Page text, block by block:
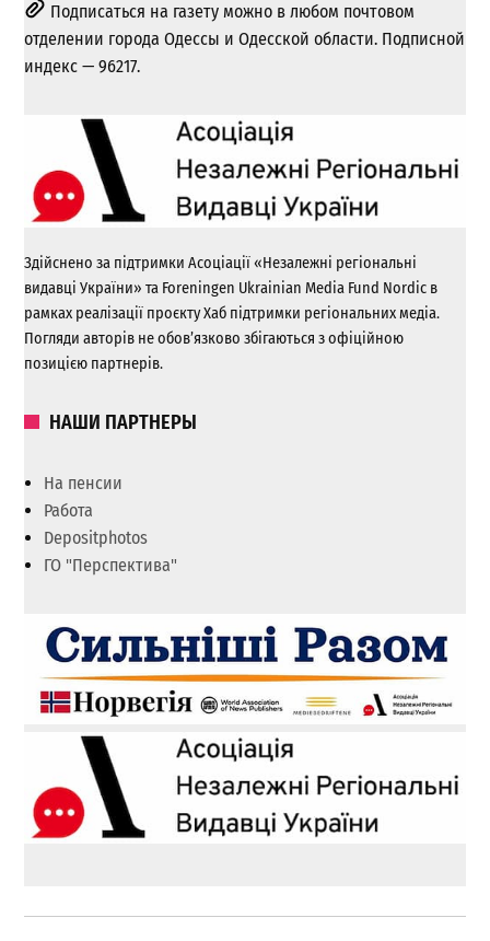
Подписаться на газету можно в любом почтовом
отделении города Одессы и Одесской области. Подписной
индекс — 96217.
Здійснено за підтримки Асоціації «Незалежні регіональні
видавці України» та Foreningen Ukrainian Media Fund Nordic в
рамках реалізації проєкту Хаб підтримки регіональних медіа.
Погляди авторів не обов’язково збігаються з офіційною
позицією партнерів.
НАШИ ПАРТНЕРЫ
На пенсии
Работа
Depositphotos
ГО "Перспектива"